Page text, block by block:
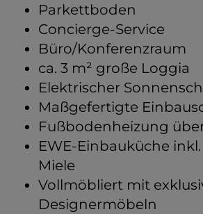
Parkettboden
Concierge-Service
Büro/Konferenzraum
ca. 3 m² große Loggia
Elektrischer
Maßgefertigte
Fußbodenheizung
EWE-Einbauküche
Miele
Vollmöbliert mit
Designermöbeln